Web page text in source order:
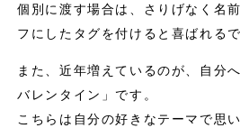
個別に渡す場合は、さりげなく名
フにしたタグを付けると喜ばれるで
また、近年増えているのが、自分
バレンタイン」です。
こちらは自分の好きなテーマで思